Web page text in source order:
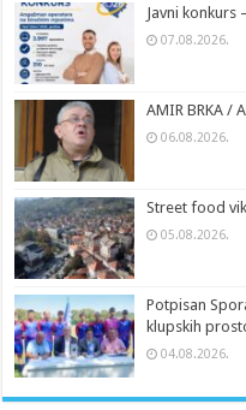
Javni konkurs
07.08.2026.
AMIR BRKA /
06.08.2026.
Street food
05.08.2026.
Potpisan
klupskih
04.08.2026.